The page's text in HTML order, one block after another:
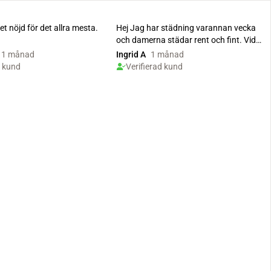
nöjd för det allra mesta.
1 månad
Hej Jag har städning varannan vecka
och damerna städar rent och fint. Vid
problem med tid...
Ingrid A 1 månad
Verifierad kund